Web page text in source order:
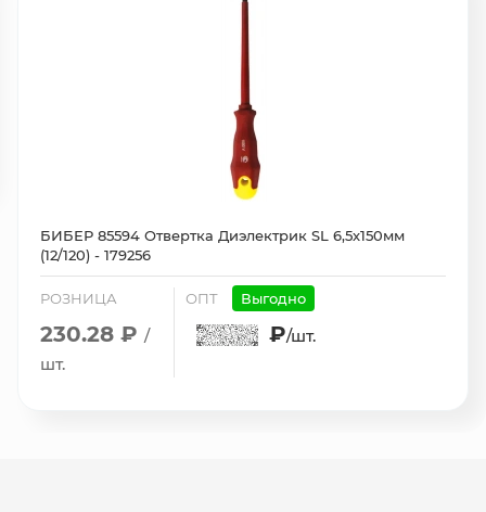
БИБЕР 85594 Отвертка Диэлектрик SL 6,5х150мм
(12/120) - 179256
РОЗНИЦА
230.28 ₽ /
шт.
ОПТ Выгодно
₽/шт.